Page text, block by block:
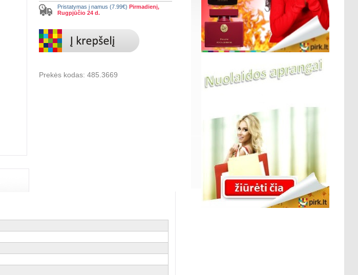
Pristatymas į namus (7.99€) Pirmadienį,
Rugpjūčio 24 d.
Prekės kodas: 485.3669